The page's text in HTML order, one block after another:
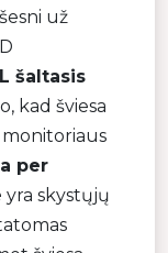
už
šaltasis
kad šviesa
monitoriaus
per
yra skystųjų